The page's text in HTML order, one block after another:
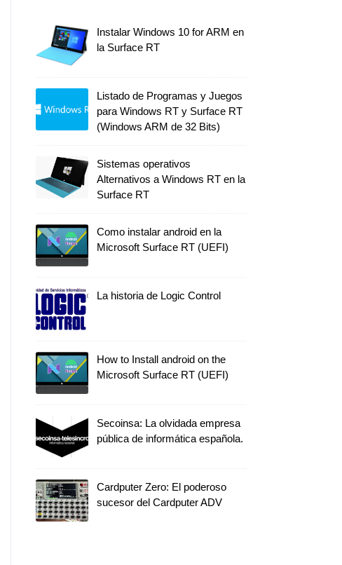
Instalar Windows 10 for ARM en
la Surface RT
Listado de Programas y Juegos
para Windows RT y Surface RT
(Windows ARM de 32 Bits)
Sistemas operativos
Alternativos a Windows RT en la
Surface RT
Como instalar android en la
Microsoft Surface RT (UEFI)
La historia de Logic Control
How to Install android on the
Microsoft Surface RT (UEFI)
Secoinsa: La olvidada empresa
pública de informática española.
Cardputer Zero: El poderoso
sucesor del Cardputer ADV